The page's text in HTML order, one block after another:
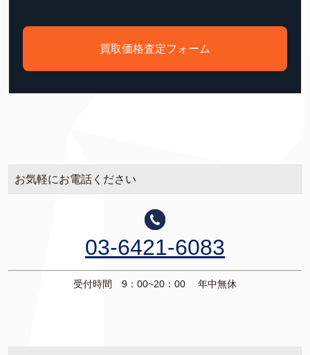
買取価格査定フォーム
お気軽にお電話ください
03-6421-6083
受付時間 9：00~20：00 年中無休